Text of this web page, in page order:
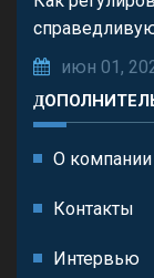
июн 01,
О компании
Контакты
Интервью